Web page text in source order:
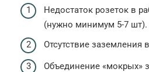
Недостаток розеток в
(нужно минимум 5-7 шт).
Отсутствие заземления
Объединение «мокрых»